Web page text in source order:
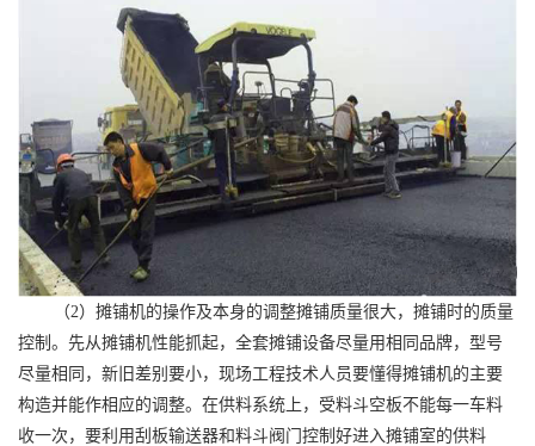
（2）摊铺机的操作及本身的调整摊铺质量很大，摊铺时的质量
控制。先从摊铺机性能抓起，全套摊铺设备尽量用相同品牌，型号
尽量相同，新旧差别要小，现场工程技术人员要懂得摊铺机的主要
构造并能作相应的调整。在供料系统上，受料斗空板不能每一车料
收一次，要利用刮板输送器和料斗阀门控制好进入摊铺室的供料